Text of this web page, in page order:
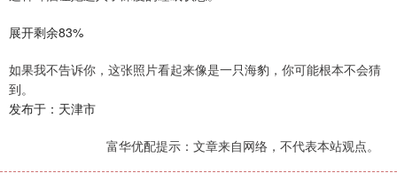
展开剩余83%
如果我不告诉你，这张照片看起来像是一只海豹，你可能根本不会猜
到。
发布于：天津市
富华优配提示：文章来自网络，不代表本站观点。